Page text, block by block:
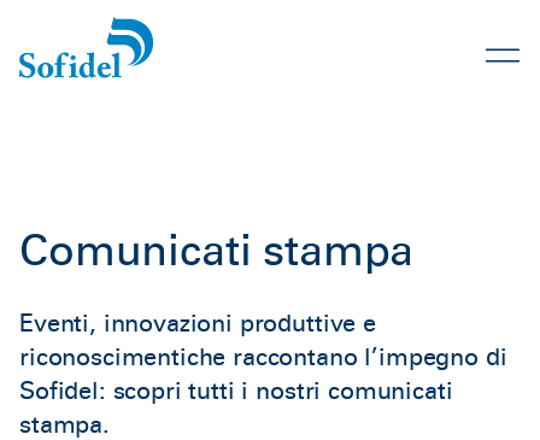
Comunicati stampa
Eventi, innovazioni produttive e
riconoscimentiche raccontano l’impegno di
Sofidel: scopri tutti i nostri comunicati
stampa.